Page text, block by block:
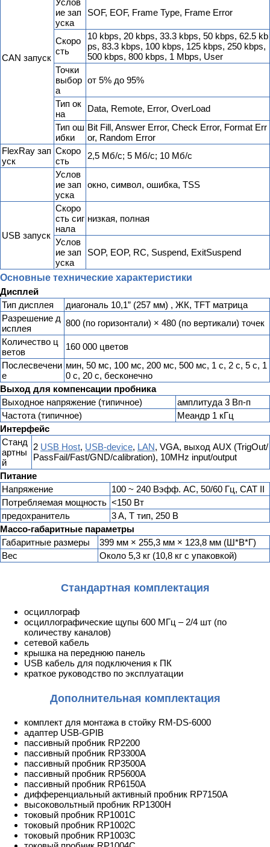
CAN запуск
Услов
ие зап
уска
SOF, EOF, Frame Type, Frame Error
Скоро
сть
10 kbps, 20 kbps, 33.3 kbps, 50 kbps, 62.5 kb
ps, 83.3 kbps, 100 kbps, 125 kbps, 250 kbps,
500 kbps, 800 kbps, 1 Mbps, User
Точки
выбор
а
от 5% до 95%
Тип ок
на
Data, Remote, Error, OverLoad
Тип ош
ибки
Bit Fill, Answer Error, Check Error, Format Err
or, Random Error
FlexRay зап
уск
Скоро
сть
2,5 Мб/с; 5 Мб/с; 10 Мб/с
Услов
ие зап
уска
окно, символ, ошибка, TSS
USB запуск
Скоро
сть сиг
нала
низкая, полная
Услов
ие зап
уска
SOP, EOP, RC, Suspend, ExitSuspend
Основные технические характеристики
Дисплей
Тип дисплея
диагональ 10,1” (257 мм) , ЖК, TFT матрица
Разрешение д
исплея
800 (по горизонтали) × 480 (по вертикали) точек
Количество ц
ветов
160 000 цветов
Послесвечени
е
мин, 50 мс, 100 мс, 200 мс, 500 мс, 1 с, 2 с, 5 с, 1
0 с, 20 с, бесконечно
Выход для компенсации пробника
Выходное напряжение (типичное)
амплитуда 3 Вп-п
Частота (типичное)
Меандр 1 кГц
Интерфейс
Станд
артны
й
2 USB Host, USB-device, LAN, VGA, выход AUX (TrigOut/
PassFail/Fast/GND/calibration), 10MHz input/output
Питание
Напряжение
100 ~ 240 Вэфф. AC, 50/60 Гц, CAT II
Потребляемая мощность <150 Вт
предохранитель
3 A, T тип, 250 В
Массо-габаритные параметры
Габаритные размеры
399 мм × 255,3 мм × 123,8 мм (Ш*В*Г)
Вес
Около 5,3 кг (10,8 кг с упаковкой)
Стандартная комплектация
осциллограф
осциллографические щупы 600 МГц – 2/4 шт (по
количеству каналов)
сетевой кабель
крышка на переднюю панель
USB кабель для подключения к ПК
краткое руководство по эксплуатации
Дополнительная комплектация
комплект для монтажа в стойку RM-DS-6000
адаптер USB-GPIB
пассивный пробник RP2200
пассивный пробник RP3300A
пассивный пробник RP3500A
пассивный пробник RP5600A
пассивный пробник RP6150A
дифференциальный активный пробник RP7150A
высоковольтный пробник RP1300H
токовый пробник RP1001C
токовый пробник RP1002C
токовый пробник RP1003C